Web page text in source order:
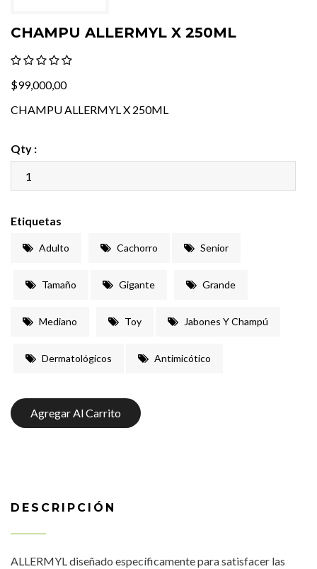
CHAMPU ALLERMYL X 250ML
$99,000,00
CHAMPU ALLERMYL X 250ML
Qty :
Etiquetas
Adulto Cachorro Senior
Tamaño Gigante Grande
Mediano Toy Jabones Y Champú
Dermatológicos Antimicótico
Agregar Al Carrito
DESCRIPCIÓN
ALLERMYL diseñado específicamente para satisfacer las